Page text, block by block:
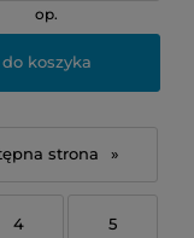
op.
do koszyka
4 5
»